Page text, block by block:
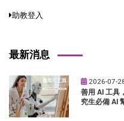
助教登入
最新消息
2026-07-
善用 AI 工具
究生必備 AI